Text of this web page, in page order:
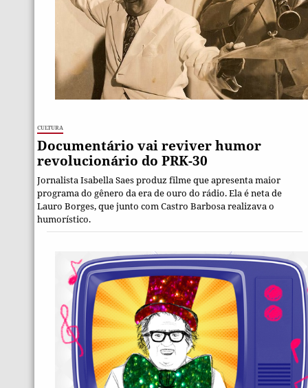
Cultura
Documentário vai reviver humor
revolucionário do PRK-30
Jornalista Isabella Saes produz filme que apresenta maior
programa do gênero da era de ouro do rádio. Ela é neta de
Lauro Borges, que junto com Castro Barbosa realizava o
humorístico.